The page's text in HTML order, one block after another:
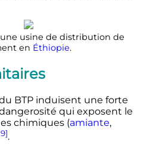
usine de distribution de
en Éthiopie.
BTP induisent une forte
qui exposent le
chimiques (amiante,
.